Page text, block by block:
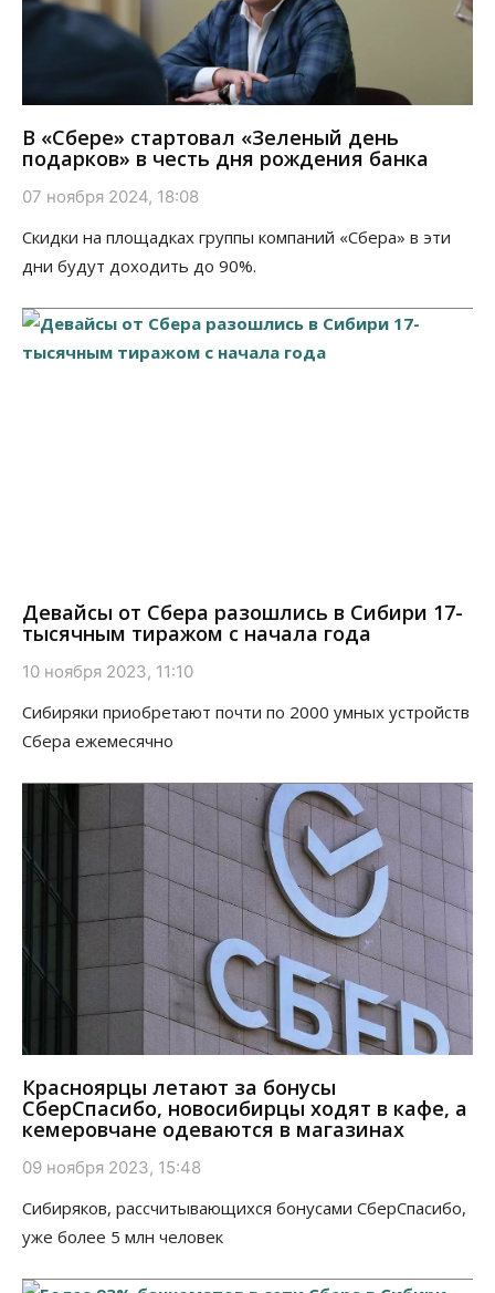
В «Сбере» стартовал «Зеленый день
подарков» в честь дня рождения банка
07 ноября 2024, 18:08
Скидки на площадках группы компаний «Сбера» в эти
дни будут доходить до 90%.
Девайсы от Сбера разошлись в Сибири 17-
тысячным тиражом с начала года
10 ноября 2023, 11:10
Сибиряки приобретают почти по 2000 умных устройств
Сбера ежемесячно
Красноярцы летают за бонусы
СберСпасибо, новосибирцы ходят в кафе, а
кемеровчане одеваются в магазинах
09 ноября 2023, 15:48
Сибиряков, рассчитывающихся бонусами СберСпасибо,
уже более 5 млн человек